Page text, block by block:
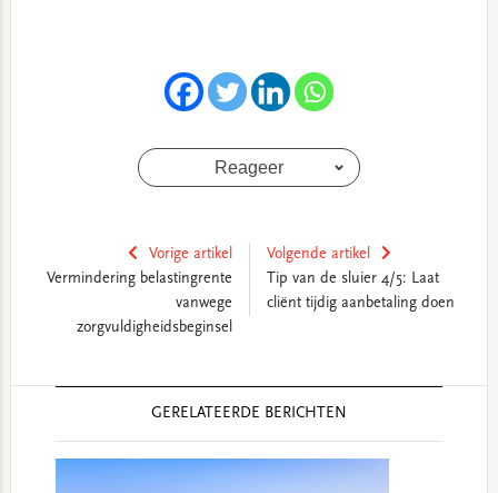
Reageer
Vorige artikel
Vermindering belastingrente
vanwege
zorgvuldigheidsbeginsel
Volgende artikel
Tip van de sluier 4/5: Laat
cliënt tijdig aanbetaling doen
GERELATEERDE BERICHTEN